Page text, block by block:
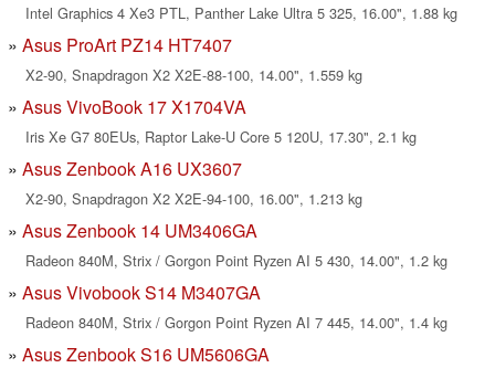
Intel Graphics 4 Xe3 PTL, Panther Lake Ultra 5 325, 16.00", 1.88 kg
Asus ProArt PZ14 HT7407
X2-90, Snapdragon X2 X2E-88-100, 14.00", 1.559 kg
Asus VivoBook 17 X1704VA
Iris Xe G7 80EUs, Raptor Lake-U Core 5 120U, 17.30", 2.1 kg
Asus Zenbook A16 UX3607
X2-90, Snapdragon X2 X2E-94-100, 16.00", 1.213 kg
Asus Zenbook 14 UM3406GA
Radeon 840M, Strix / Gorgon Point Ryzen AI 5 430, 14.00", 1.2 kg
Asus Vivobook S14 M3407GA
Radeon 840M, Strix / Gorgon Point Ryzen AI 7 445, 14.00", 1.4 kg
Asus Zenbook S16 UM5606GA